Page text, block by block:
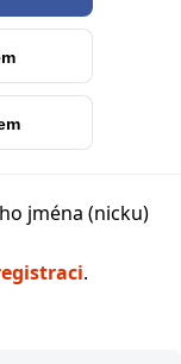
jména (nicku)
.